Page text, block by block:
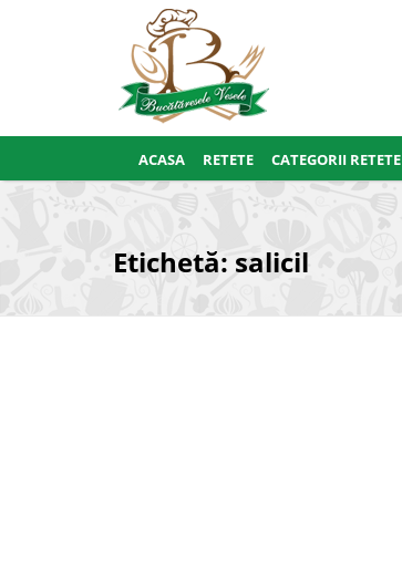
ACASA RETETE CATEGORII RETETE
Etichetă: salicil